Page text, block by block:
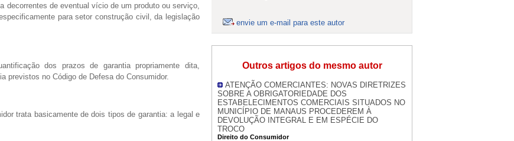
envie um e-mail para este autor
Outros artigos do mesmo autor
ATENÇÃO COMERCIANTES: NOVAS DIRETRIZES
SOBRE A OBRIGATORIEDADE DOS
ESTABELECIMENTOS COMERCIAIS SITUADOS NO
MUNICÍPIO DE MANAUS PROCEDEREM À
DEVOLUÇÃO INTEGRAL E EM ESPÉCIE DO
TROCO
Direito do Consumidor
decorrentes de eventual vício de um produto ou serviço,
para setor construção civil, da legislação
dos prazos de garantia propriamente dita,
previstos no Código de Defesa do Consumidor.
trata basicamente de dois tipos de garantia: a legal e